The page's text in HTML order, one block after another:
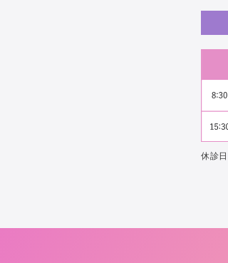
休診